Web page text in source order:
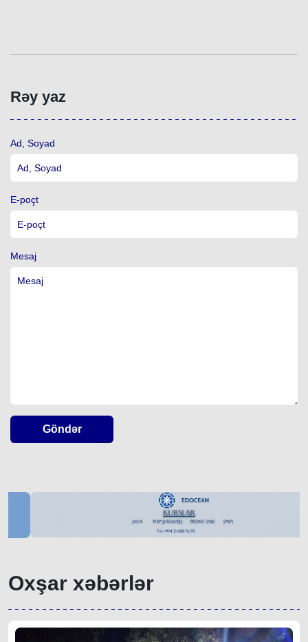
Rəy yaz
Ad, Soyad
E-poçt
Mesaj
Göndər
Oxşar xəbərlər